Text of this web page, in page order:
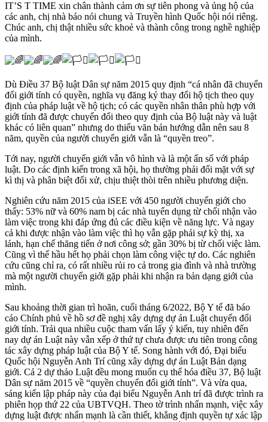
IT’S T TIME xin chân thành cảm ơn sự tiên phong và ủng hộ của
các anh, chị nhà báo nói chung và Truyền hình Quốc hội nói riêng.
Chúc anh, chị thật nhiều sức khoẻ và thành công trong nghề nghiệp
của mình.
Dù Điều 37 Bộ luật Dân sự năm 2015 quy định “cá nhân đã chuyển
đổi giới tính có quyền, nghĩa vụ đăng ký thay đổi hộ tịch theo quy
định của pháp luật về hộ tịch; có các quyền nhân thân phù hợp với
giới tính đã được chuyển đổi theo quy định của Bộ luật này và luật
khác có liên quan” nhưng do thiếu văn bản hướng dẫn nên sau 8
năm, quyền của người chuyển giới vẫn là “quyền treo”.
Tới nay, người chuyển giới vẫn vô hình và là một ẩn số với pháp
luật. Do các định kiến trong xã hội, họ thường phải đối mặt với sự
kì thị và phân biệt đối xử, chịu thiệt thòi trên nhiều phương diện.
Nghiên cứu năm 2015 của iSEE với 450 người chuyển giới cho
thấy: 53% nữ và 60% nam bị các nhà tuyển dụng từ chối nhận vào
làm việc trong khi đáp ứng đủ các điều kiện về năng lực. Và ngay
cả khi được nhận vào làm việc thì họ vẫn gặp phải sự kỳ thị, xa
lánh, hạn chế thăng tiến ở nơi công sở; gần 30% bị từ chối việc làm.
Cũng vì thế hầu hết họ phải chọn làm công việc tự do. Các nghiên
cứu cũng chỉ ra, có rất nhiều rủi ro cả trong gia đình và nhà trường
mà một người chuyển giới gặp phải khi nhận ra bản dạng giới của
mình.
Sau khoảng thời gian trì hoãn, cuối tháng 6/2022, Bộ Y tế đã báo
cáo Chính phủ về hồ sơ đề nghị xây dựng dự án Luật chuyển đổi
giới tính. Trải qua nhiều cuộc tham vấn lấy ý kiến, tuy nhiên đến
nay dự án Luật này vẫn xếp ở thứ tự chưa được ưu tiên trong công
tác xây dựng pháp luật của Bộ Y tế. Song hành với đó, Đại biểu
Quốc hội Nguyễn Anh Trí cũng xây dựng dự án Luật Bản dạng
giới. Cả 2 dự thảo Luật đều mong muốn cụ thể hóa điều 37, Bộ luật
Dân sự năm 2015 về “quyền chuyển đổi giới tính”. Và vừa qua,
sáng kiến lập pháp này của đại biểu Nguyễn Anh trí đã được trình ra
phiên họp thứ 22 của UBTVQH. Theo tờ trình nhấn mạnh, việc xây
dựng luật được nhấn mạnh là cần thiết, khẳng định quyền tự xác lập